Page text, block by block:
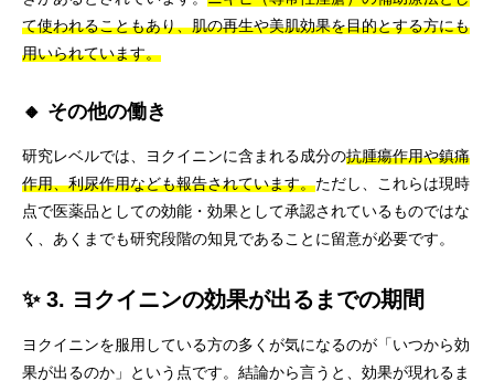
て使われることもあり、肌の再生や美肌効果を目的とする方にも
用いられています。
🔸 その他の働き
研究レベルでは、ヨクイニンに含まれる成分の抗腫瘍作用や鎮痛
作用、利尿作用なども報告されています。ただし、これらは現時
点で医薬品としての効能・効果として承認されているものではな
く、あくまでも研究段階の知見であることに留意が必要です。
✨ 3. ヨクイニンの効果が出るまでの期間
ヨクイニンを服用している方の多くが気になるのが「いつから効
果が出るのか」という点です。結論から言うと、効果が現れるま